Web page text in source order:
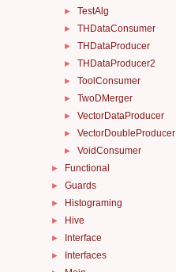
► TestAlg
► THDataConsumer
► THDataProducer
► THDataProducer2
► ToolConsumer
► TwoDMerger
► VectorDataProducer
► VectorDoubleProducer
► VoidConsumer
► Functional
► Guards
► Histograming
► Hive
► Interface
► Interfaces